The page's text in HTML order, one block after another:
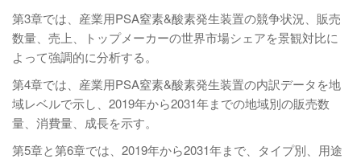
第3章では、産業用PSA窒素&酸素発生装置の競争状況、販売
数量、売上、トップメーカーの世界市場シェアを景観対比に
よって強調的に分析する。
第4章では、産業用PSA窒素&酸素発生装置の内訳データを地
域レベルで示し、2019年から2031年までの地域別の販売数
量、消費量、成長を示す。
第5章と第6章では、2019年から2031年まで、タイプ別、用途